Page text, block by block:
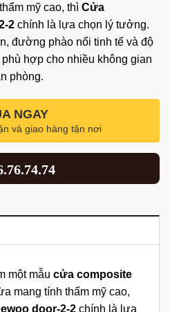
mỹ cao, thì Cửa
2 chính là lựa chọn lý tưởng.
đường phào nổi tinh tế và độ
hợp cho nhiều không gian
phòng.
NGAY
và giao hàng tận nơi
một mẫu cửa composite
mang tính thẩm mỹ cao,
door-2-2 chính là lựa